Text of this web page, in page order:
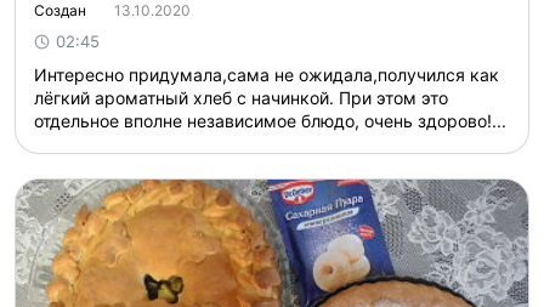
Создан 13.10.2020
02:45
Интересно придумала,сама не ожидала,получился как
лёгкий ароматный хлеб с начинкой. При этом это
отдельное вполне независимое блюдо, очень здорово!...